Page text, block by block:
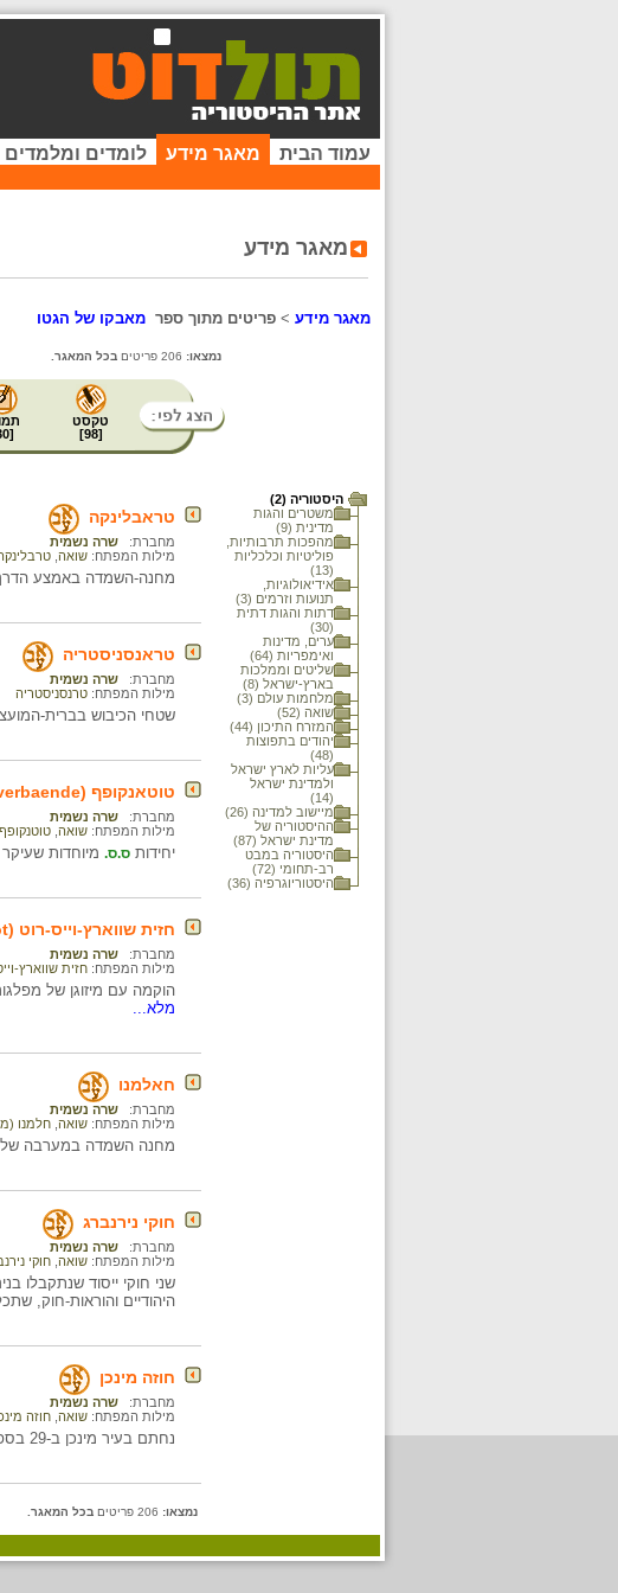
עמוד הבית מאגר מידע לומדים ומלמדים
מאגר מידע
מאגר מידע > פריטים מתוך ספר מאבקו של הגטו
נמצאו:
בכל המאגר.
טקסט
[
98
]
[
היסטוריה (2)
משטרים והגות
מדינית (9)
מהפכות תרבותיות,
פוליטיות וכלכליות
(13)
אידיאולוגיות,
תנועות וזרמים (3)
דתות והגות דתית
(30)
ערים, מדינות
ואימפריות (64)
שליטים וממלכות
בארץ-ישראל (8)
מלחמות עולם (3)
שואה (52)
המזרח התיכון (44)
יהודים בתפוצות
(48)
עליות לארץ ישראל
ולמדינת ישראל
(14)
מיישוב למדינה (26)
ההיסטוריה של
מדינת ישראל (87)
היסטוריה במבט
רב-תחומי (72)
היסטוריוגרפיה (36)
טראבלינקה
מחברת:
שרה נשמית
מילות המפתח: שואה
מחנה-השמדה באמצע הדרך
טראנסניסטריה
מחברת:
שרה נשמית
מילות המפתח: טרנסניסטריה
שטחי הכיבוש בברית-
טוטאנקופף (SS-Totenkopfverbaende)
מחברת:
שרה נשמית
מילות המפתח: שואה טוטנקופף
יחידות ס.ס. מיוחדות
חזית שווארץ-וייס-רוט (Kampfsfront Schwartz-Weiss-Rot)
מחברת:
שרה נשמית
מילות המפתח: חזית שווארץ-
הוקמה עם מיזוגן של
מלא...
חאלמנו
מחברת:
שרה נשמית
מילות המפתח: שואה חלמנו
מחנה השמדה במערבה של
חוקי נירנברג
מחברת:
שרה נשמית
מילות המפתח: שואה חוקי
שני חוקי ייסוד שנתקבלו בנירנברג במושב
היהודיים והוראות-חוק,
חוזה מינכן
מחברת:
שרה נשמית
מילות המפתח: שואה חוזה
נחתם בעיר מינכן ב-29 בספטמבר 1938, בין גרמניה, איטליה, צרפת ובריטניה.
נמצאו:
בכל המאגר.